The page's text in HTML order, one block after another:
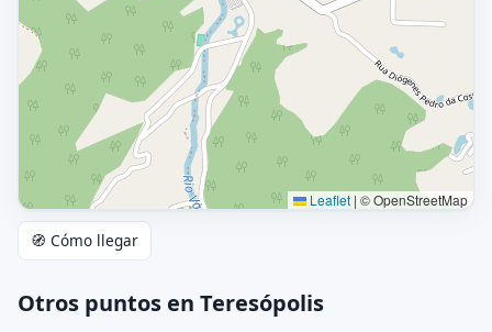
Leaflet | © OpenStreetMap
🧭 Cómo llegar
Otros puntos en Teresópolis